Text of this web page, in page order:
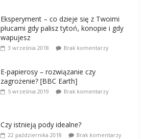
Eksperyment – co dzieje się z Twoimi
płucami gdy palisz tytoń, konopie i gdy
wapujesz
3 września 2018 Brak komentarzy
E-papierosy – rozwiązanie czy
zagrożenie? [BBC Earth]
5 września 2019 Brak komentarzy
Czy istnieją pody idealne?
22 października 2018 Brak komentarzy